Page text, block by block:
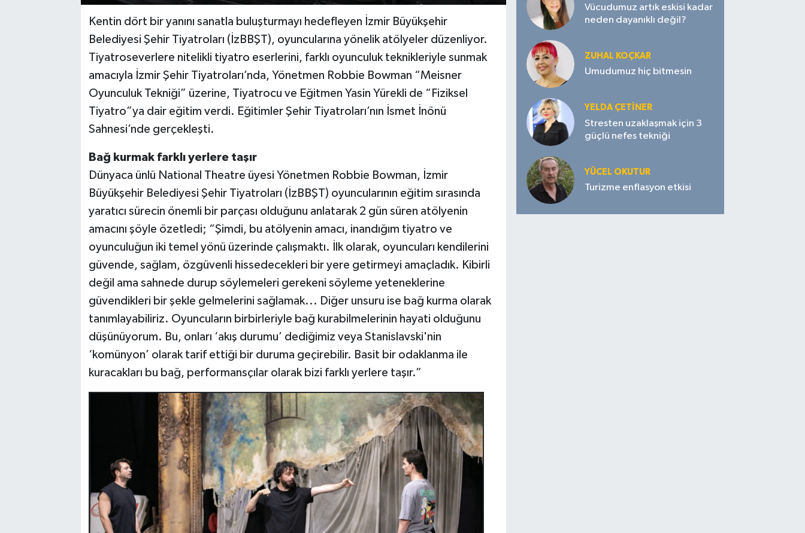
Kentin dört bir yanını sanatla buluşturmayı hedefleyen İzmir Büyükşehir
Belediyesi Şehir Tiyatroları (İzBBŞT), oyuncularına yönelik atölyeler düzenliyor.
Tiyatroseverlere nitelikli tiyatro eserlerini, farklı oyunculuk teknikleriyle sunmak
amacıyla İzmir Şehir Tiyatroları’nda, Yönetmen Robbie Bowman “Meisner
Oyunculuk Tekniği” üzerine, Tiyatrocu ve Eğitmen Yasin Yürekli de “Fiziksel
Tiyatro”ya dair eğitim verdi. Eğitimler Şehir Tiyatroları’nın İsmet İnönü
Sahnesi’nde gerçekleşti.
Bağ kurmak farklı yerlere taşır
Dünyaca ünlü National Theatre üyesi Yönetmen Robbie Bowman, İzmir
Büyükşehir Belediyesi Şehir Tiyatroları (İzBBŞT) oyuncularının eğitim sırasında
yaratıcı sürecin önemli bir parçası olduğunu anlatarak 2 gün süren atölyenin
amacını şöyle özetledi; “Şimdi, bu atölyenin amacı, inandığım tiyatro ve
oyunculuğun iki temel yönü üzerinde çalışmaktı. İlk olarak, oyuncuları kendilerini
güvende, sağlam, özgüvenli hissedecekleri bir yere getirmeyi amaçladık. Kibirli
değil ama sahnede durup söylemeleri gerekeni söyleme yeteneklerine
güvendikleri bir şekle gelmelerini sağlamak... Diğer unsuru ise bağ kurma olarak
tanımlayabiliriz. Oyuncuların birbirleriyle bağ kurabilmelerinin hayati olduğunu
düşünüyorum. Bu, onları ‘akış durumu’ dediğimiz veya Stanislavski'nin
‘komünyon’ olarak tarif ettiği bir duruma geçirebilir. Basit bir odaklanma ile
kuracakları bu bağ, performansçılar olarak bizi farklı yerlere taşır.”
Vücudumuz artık eskisi kadar
neden dayanıklı değil?
ZUHAL KOÇKAR
Umudumuz hiç bitmesin
YELDA ÇETİNER
Stresten uzaklaşmak için 3
güçlü nefes tekniği
YÜCEL OKUTUR
Turizme enflasyon etkisi